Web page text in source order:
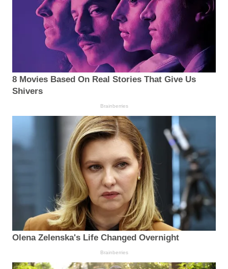
8 Movies Based On Real Stories That Give Us
Shivers
Brainberries
Olena Zelenska's Life Changed Overnight
Brainberries